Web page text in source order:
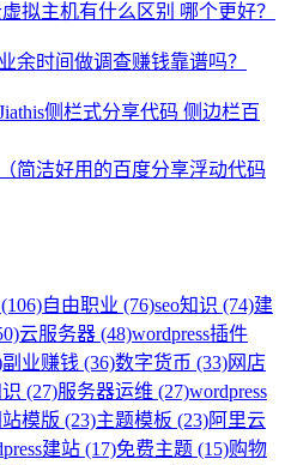
拟主机有什么区别 哪个更好？
余时间做调查赚钱靠谱吗？
侧栏式分享代码 侧边栏百
简洁好用的百度分享浮动代码
自由职业 (76)seo知识 (74)建
云服务器 (48)wordpress插件
副业赚钱 (36)数字货币 (33)网店
(27)服务器运维 (27)wordpress
站模版 (23)主题模板 (23)阿里云
建站 (17)免费主题 (15)购物